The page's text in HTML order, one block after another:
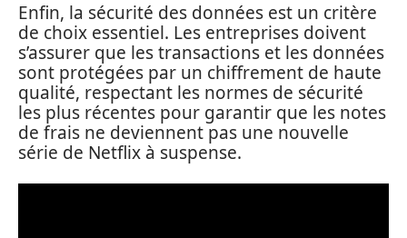
Enfin, la sécurité des données est un critère
de choix essentiel. Les entreprises doivent
s’assurer que les transactions et les données
sont protégées par un chiffrement de haute
qualité, respectant les normes de sécurité
les plus récentes pour garantir que les notes
de frais ne deviennent pas une nouvelle
série de Netflix à suspense.